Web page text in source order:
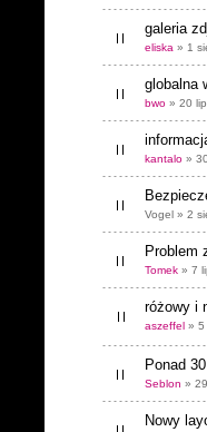
galeria
eliska » 1
globalna
bwo » 20
kantalo »
Vogel » 2
Problem
Tomek » 7
różowy i
aszeffel » 5
Ponad
Seblon »
Nowy